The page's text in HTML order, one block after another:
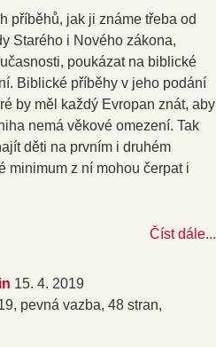
příběhů, jak ji známe třeba od
Starého i Nového zákona,
poukázat na biblické
Biblické příběhy v jeho podání
by měl každý Evropan znát, aby
nemá věkové omezení. Tak
děti na prvním i druhém
minimum z ní mohou čerpat i
Číst dále...
15. 4. 2019
pevná vazba, 48 stran,